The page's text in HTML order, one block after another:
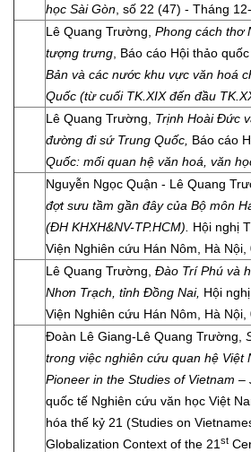
học Sài Gòn , số 22 (47) - Tháng
Lê Quang Trường, Phong cách thơ
tượng trưng , Báo cáo Hội thảo
Bản và các nước khu vực văn hoá
Quốc (từ cuối TK.XIX đến đầu
Lê Quang Trường, Trịnh Hoài Đức
đường đi sứ Trung Quốc, Báo cáo
Quốc: mối quan hệ văn hoá, văn
Nguyễn Ngọc Quận - Lê Quang
đợt sưu tầm gần đây của Bộ môn
(ĐH KHXH&NV-TP.HCM). Hội nghị
Viện Nghiên cứu Hán Nôm, Hà Nội,
Lê Quang Trường, Đào Trí Phú và
Nhơn Trạch, tỉnh Đồng Nai, Hội
Viện Nghiên cứu Hán Nôm, Hà Nội,
Đoàn Lê Giang-Lê Quang Trường,
trong việc nghiên cứu quan hệ Việt
Pioneer in the Studies of Vietnam –
quốc tế Nghiên cứu văn học Việt
hóa thế kỷ 21 (Studies on
Globalization Context of the 21 st